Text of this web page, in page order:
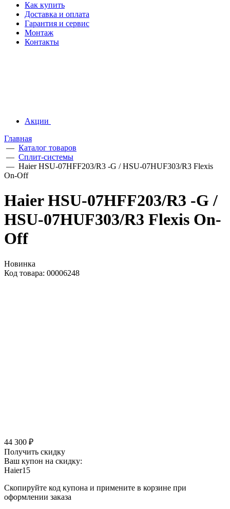
Как купить
Доставка и оплата
Гарантия и сервис
Монтаж
Контакты
Акции
Главная
— Каталог товаров
— Сплит-системы
— Haier HSU-07HFF203/R3 -G / HSU-07HUF303/R3 Flexis
On-Off
Haier HSU-07HFF203/R3 -G /
HSU-07HUF303/R3 Flexis On-
Off
Новинка
Код товара: 00006248
44 300 ₽
Получить скидку
Ваш купон на скидку:
Haier15
Скопируйте код купона и примените в корзине при
оформлении заказа